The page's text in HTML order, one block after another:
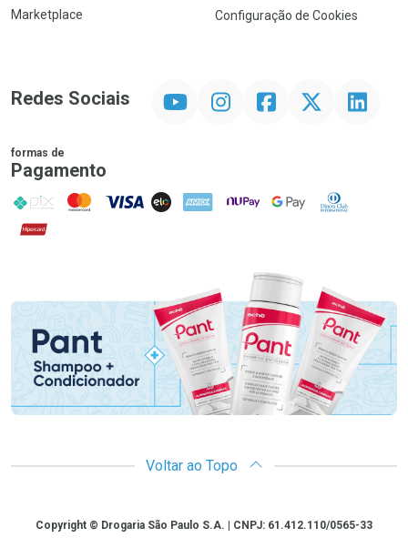
Marketplace
Configuração de Cookies
Redes Sociais InstagramFacebook Linkedin
formas de
Pagamento
PIX MasterCard
VISA ELO AMEX NuPay Google PayDiners Club
Hipercard
Promoção em Destaque
Voltar ao Topo
CopyrightCopyright © Drogaria São Paulo S.A. | CNPJ: 61.412.110/0565-33